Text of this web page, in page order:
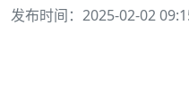
发布时间：2025-02-02